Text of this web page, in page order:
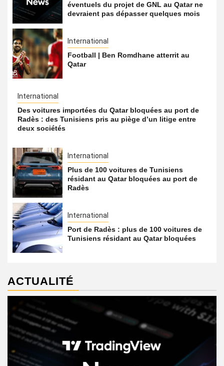
éventuels du projet de GNL au Qatar ne
devraient pas dépasser quelques mois
International
Football | Ben Romdhane atterrit au
Qatar
International
Des voitures importées du Qatar bloquées au port de
Radès : des Tunisiens pris au piège d’un litige entre
deux sociétés
International
Plus de 100 voitures de Tunisiens
résidant au Qatar bloquées au port de
Radès
International
Port de Radès : plus de 100 voitures de
Tunisiens résidant au Qatar bloquées
ACTUALITÉ